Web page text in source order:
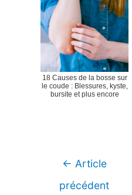
18 Causes de la bosse sur
le coude : Blessures, kyste,
bursite et plus encore
Navigation
← Article
précédent